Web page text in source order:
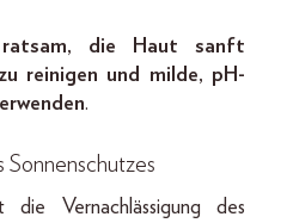
die Haut sanft
reinigen und milde, pH-
.
Sonnenschutzes
Vernachlässigung des